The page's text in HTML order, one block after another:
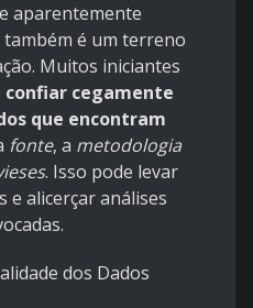
aparentemente
é um terreno
Muitos iniciantes
confiar cegamente
que encontram
fonte, a metodologia
. Isso pode levar
e alicerçar análises
dos Dados